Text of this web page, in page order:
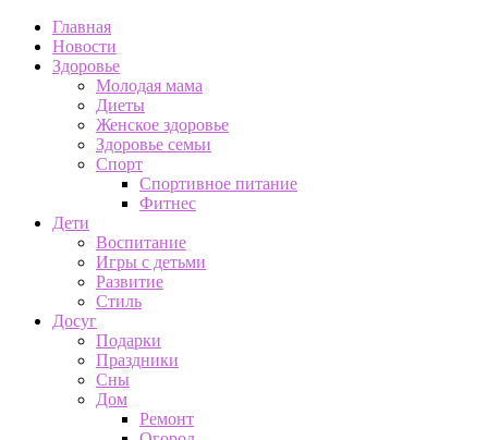
Главная
Новости
Здоровье
Молодая мама
Диеты
Женское здоровье
Здоровье семьи
Спорт
Спортивное питание
Фитнес
Дети
Воспитание
Игры с детьми
Развитие
Стиль
Досуг
Подарки
Праздники
Сны
Дом
Ремонт